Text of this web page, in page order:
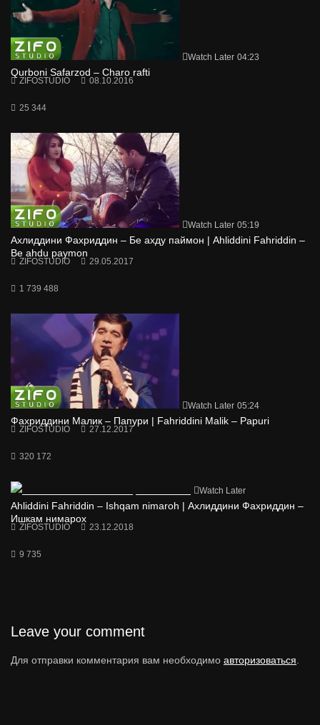
Watch Later 04:23
Qurboni Safarzod – Charo rafti
ZIFOSTUDIO 08.10.2016
25 344
Watch Later 05:19
Ахлиддини Фахриддин – Бе ахду паймон | Ahliddini Fahriddin –
Be ahdu paymon
ZIFOSTUDIO 29.05.2017
1 739 488
Watch Later 05:24
Фахриддини Малик – Папури | Fahriddini Malik – Papuri
ZIFOSTUDIO 27.12.2017
320 172
Watch Later
Ahliddini Fahriddin – Ishqam nimaroh | Ахлиддини Фахриддин –
Ишкам нимарох
ZIFOSTUDIO 23.12.2018
9 735
Leave your comment
Для отправки комментария вам необходимо авторизоваться.